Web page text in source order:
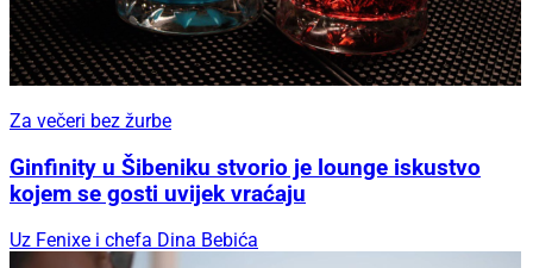
Za večeri bez žurbe
Ginfinity u Šibeniku stvorio je lounge iskustvo
kojem se gosti uvijek vraćaju
Uz Fenixe i chefa Dina Bebića